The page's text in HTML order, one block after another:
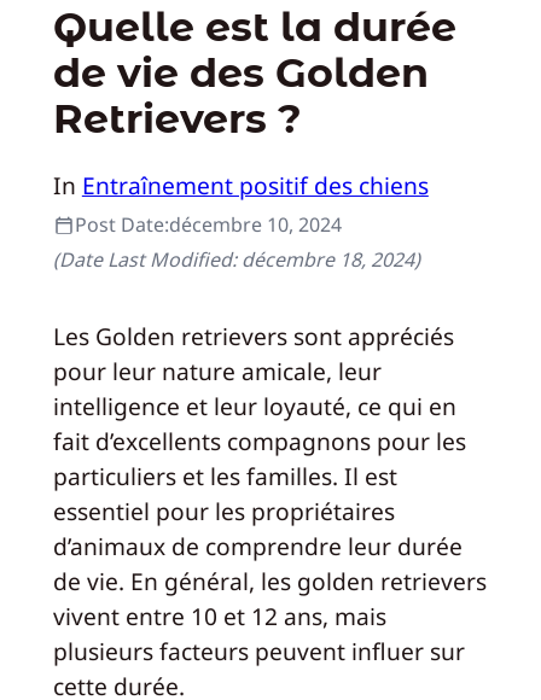
Quelle est la durée
de vie des Golden
Retrievers ?
In Entraînement positif des chiens
Post Date:décembre 10, 2024
(Date Last Modified:décembre 18, 2024)
Les Golden retrievers sont appréciés
pour leur nature amicale, leur
intelligence et leur loyauté, ce qui en
fait d’excellents compagnons pour les
particuliers et les familles. Il est
essentiel pour les propriétaires
d’animaux de comprendre leur durée
de vie. En général, les golden retrievers
vivent entre 10 et 12 ans, mais
plusieurs facteurs peuvent influer sur
cette durée.